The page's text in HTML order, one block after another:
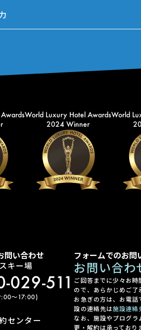
World Luxury Hotel Awards
2024 Winner
World
問い合わせ
キー場
029-511
〜17:00)
センター
フォームでのお問
お問い合わ
ご回答までに少々お
ので、あらかじめご了
お急ぎの方は、お電
設の連絡先は施設連絡
なお、施設やプログ
更・解約は承っており